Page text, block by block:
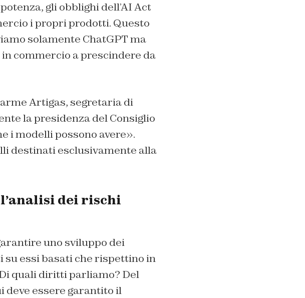
gli obblighi dell’AI Act
i propri prodotti. Questo
solamente ChatGPT ma
commercio a prescindere da
Artigas, segretaria di
la presidenza del Consiglio
i modelli possono avere».
destinati esclusivamente alla
dei rischi
uno sviluppo dei
essi basati che rispettino in
quali diritti parliamo? Del
deve essere garantito il